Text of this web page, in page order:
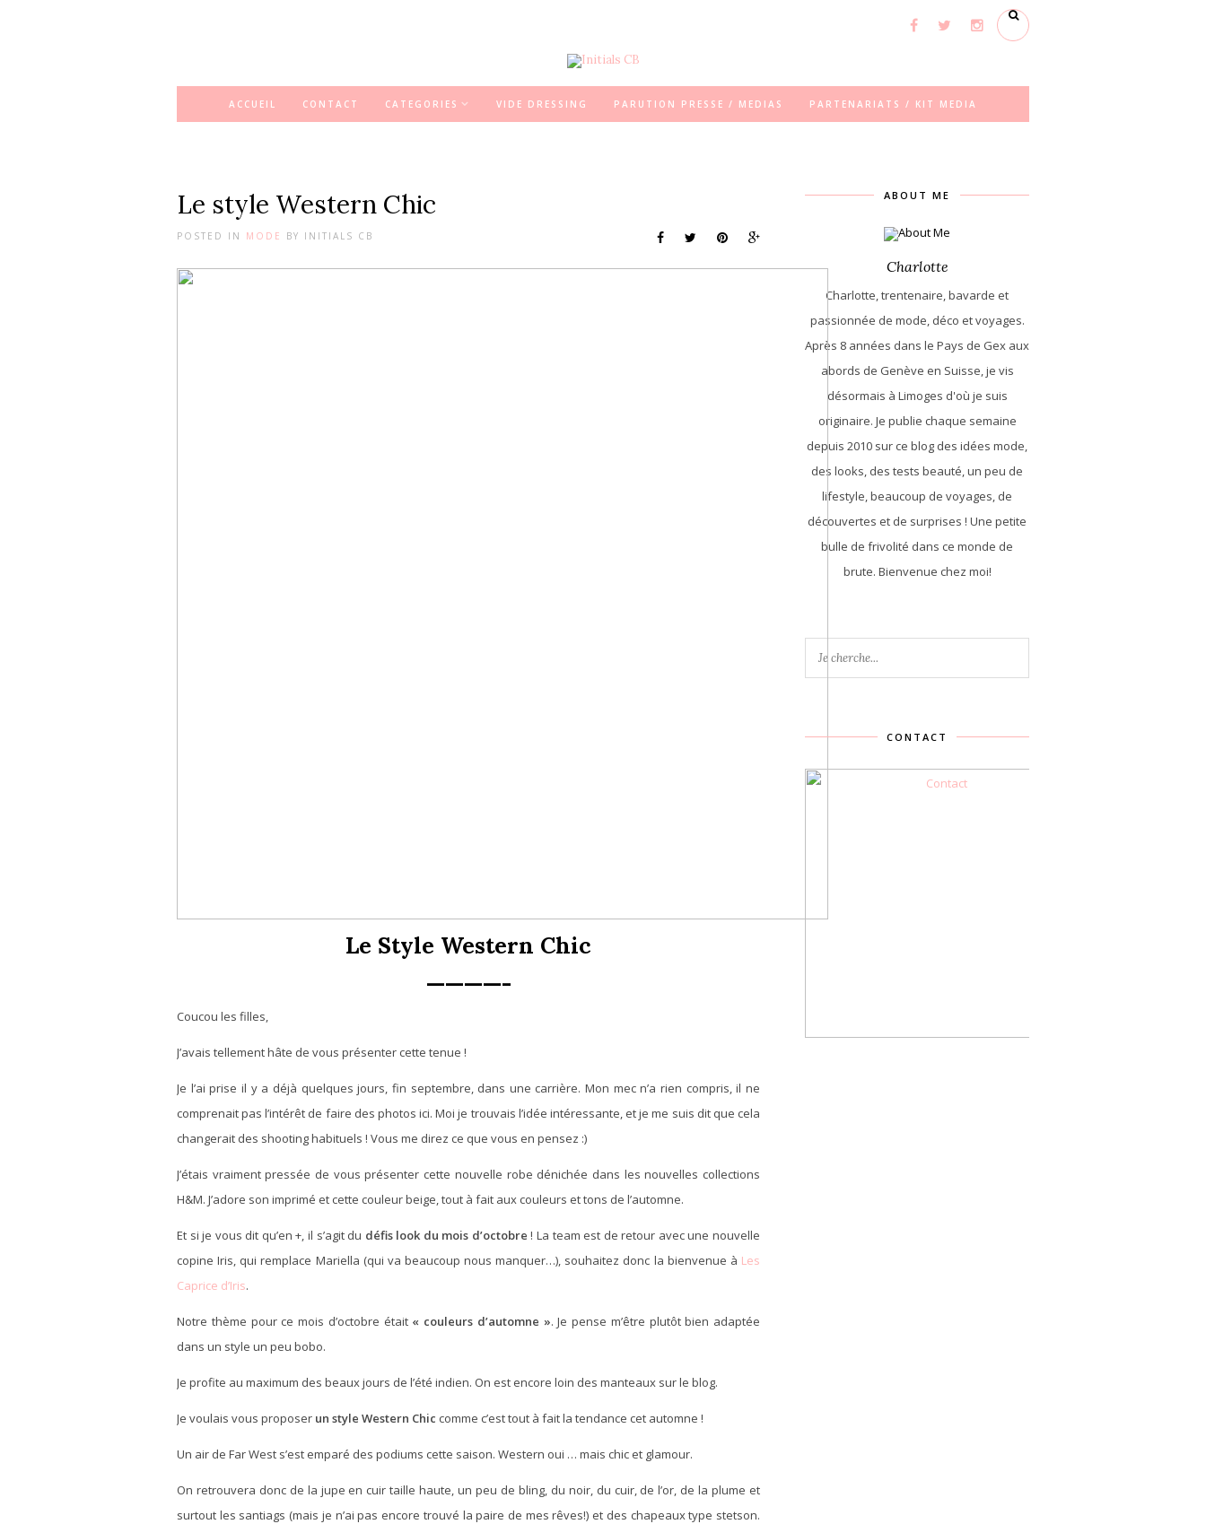
ACCUEIL CONTACT CATEGORIES VIDE DRESSING PARUTION PRESSE / MEDIAS PARTENARIATS / KIT MEDIA
Le style Western Chic
POSTED IN MODE BY INITIALS CB
Le Style Western Chic
————-
Coucou les filles,
J’avais tellement hâte de vous présenter cette tenue !
Je l’ai prise il y a déjà quelques jours, fin septembre, dans une carrière. Mon mec n’a rien compris, il ne
comprenait pas l’intérêt de faire des photos ici. Moi je trouvais l’idée intéressante, et je me suis dit que cela
changerait des shooting habituels ! Vous me direz ce que vous en pensez :)
J’étais vraiment pressée de vous présenter cette nouvelle robe dénichée dans les nouvelles collections
H&M. J’adore son imprimé et cette couleur beige, tout à fait aux couleurs et tons de l’automne.
Et si je vous dit qu’en +, il s’agit du défis look du mois d’octobre ! La team est de retour avec une nouvelle
copine Iris, qui remplace Mariella (qui va beaucoup nous manquer…), souhaitez donc la bienvenue à Les
Caprice d’Iris.
Notre thème pour ce mois d’octobre était « couleurs d’automne ». Je pense m’être plutôt bien adaptée
dans un style un peu bobo.
Je profite au maximum des beaux jours de l’été indien. On est encore loin des manteaux sur le blog.
Je voulais vous proposer un style Western Chic comme c’est tout à fait la tendance cet automne !
Un air de Far West s’est emparé des podiums cette saison. Western oui … mais chic et glamour.
On retrouvera donc de la jupe en cuir taille haute, un peu de bling, du noir, du cuir, de l’or, de la plume et
surtout les santiags (mais je n’ai pas encore trouvé la paire de mes rêves!) et des chapeaux type stetson.
ABOUT ME
Charlotte
Charlotte, trentenaire, bavarde et
passionnée de mode, déco et voyages.
Après 8 années dans le Pays de Gex aux
abords de Genève en Suisse, je vis
désormais à Limoges d'où je suis
originaire. Je publie chaque semaine
depuis 2010 sur ce blog des idées mode,
des looks, des tests beauté, un peu de
lifestyle, beaucoup de voyages, de
découvertes et de surprises ! Une petite
bulle de frivolité dans ce monde de
brute. Bienvenue chez moi!
CONTACT